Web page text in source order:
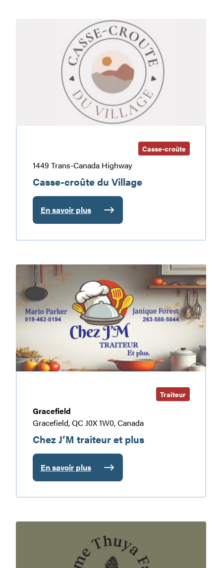
Casse-croûte
1449 Trans-Canada Highway
Casse-croûte du Village
En savoir plus
:
Casse-
croûte
Village
Chez
J’M
traiteur
et
plus
Traiteur
Gracefield
Gracefield, QC J0X 1W0, Canada
Chez J’M traiteur et plus
En savoir plus
:
Chez
J’M
et
Ferme